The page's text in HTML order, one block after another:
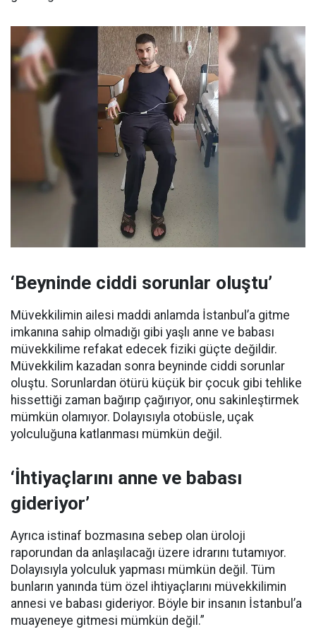
‘Beyninde ciddi sorunlar oluştu’
Müvekkilimin ailesi maddi anlamda İstanbul’a gitme
imkanına sahip olmadığı gibi yaşlı anne ve babası
müvekkilime refakat edecek fiziki güçte değildir.
Müvekkilim kazadan sonra beyninde ciddi sorunlar
oluştu. Sorunlardan ötürü küçük bir çocuk gibi tehlike
hissettiği zaman bağırıp çağırıyor, onu sakinleştirmek
mümkün olamıyor. Dolayısıyla otobüsle, uçak
yolculuğuna katlanması mümkün değil.
‘İhtiyaçlarını anne ve babası
gideriyor’
Ayrıca istinaf bozmasına sebep olan üroloji
raporundan da anlaşılacağı üzere idrarını tutamıyor.
Dolayısıyla yolculuk yapması mümkün değil. Tüm
bunların yanında tüm özel ihtiyaçlarını müvekkilimin
annesi ve babası gideriyor. Böyle bir insanın İstanbul’a
muayeneye gitmesi mümkün değil.”